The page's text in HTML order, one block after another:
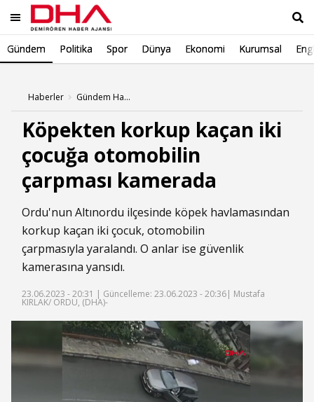
Gündem Politika Spor Dünya Ekonomi Kurumsal
Haberler Gündem Haberleri
Köpekten korkup kaçan iki
çocuğa otomobilin
çarpması kamerada
Ordu'nun Altınordu ilçesinde köpek havlamasından
korkup kaçan iki çocuk, otomobilin
çarpmasıyla yaralandı. O anlar ise güvenlik
kamerasına yansıdı.
23.06.2023 - 20:31 | Güncelleme: 23.06.2023 - 20:36| Mustafa
KIRLAK/ ORDU, (DHA)-